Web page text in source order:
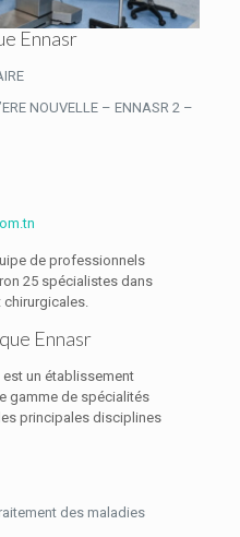
Ennasr
NOUVELLE – ENNASR 2 –
de professionnels
25 spécialistes dans
Ennasr
est un établissement
gamme de spécialités
principales disciplines
des maladies